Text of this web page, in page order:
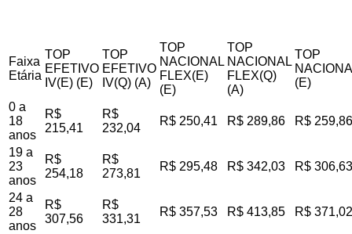
Faixa
Etária
TOP
EFETIVO
IV(E) (E)
TOP
EFETIVO
IV(Q) (A)
TOP
NACIONAL
FLEX(E)
(E)
TOP
NACIONAL
FLEX(Q)
(A)
TOP
(E)
0 a
18
anos
R$
215,41
R$
232,04
R$ 250,41 R$ 289,86 R$ 259,86
19 a
23
anos
R$
254,18
R$
273,81
R$ 295,48 R$ 342,03 R$ 306,63
24 a
28
anos
R$
307,56
R$
331,31
R$ 357,53 R$ 413,85 R$ 371,02